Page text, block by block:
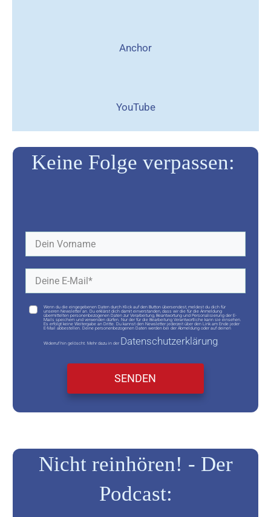
Anchor
YouTube
Keine Folge verpassen:
Wenn du die eingegebenen Daten durch Klick auf den Button übersendest, meldest du dich für
unseren Newsletter an. Du erklärst dich damit einverstanden, dass wir die für die Anmeldung
übermittelten personenbezogenen Daten zur Verarbeitung, Beantwortung und Personalisierung der E-
Mails speichern und verwenden dürfen. Nur der für die Bearbeitung Verantwortliche kann sie einsehen.
Es erfolgt keine Weitergabe an Dritte. Du kannst den Newsletter jederzeit über den Link am Ende jeder
E-Mail abbestellen. Deine personenbezogenen Daten werden bei der Abmeldung oder auf deinen
Widerruf hin gelöscht. Mehr dazu in der Datenschutzerklärung.
SENDEN
Nicht reinhören! - Der
Podcast: